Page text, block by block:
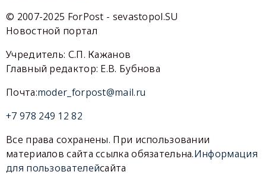
© 2007-2025 ForPost - sevastopol.SU
Новостной портал
Учредитель: С.П. Кажанов
Главный редактор: Е.В. Бубнова
Почта:moder_forpost@mail.ru
+7 978 249 12 82
Все права сохранены. При использовании
материалов сайта ссылка обязательна.Информация
для пользователейсайта